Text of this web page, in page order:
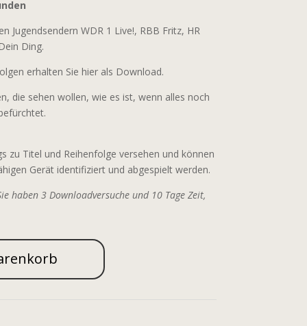
Jugendsendern WDR 1 Live!, RBB Fritz, HR
Ding.
erhalten Sie hier als Download.
die sehen wollen, wie es ist, wenn alles noch
zu Titel und Reihenfolge versehen und können
Gerät identifiziert und abgespielt werden.
haben 3 Downloadversuche und 10 Tage Zeit,